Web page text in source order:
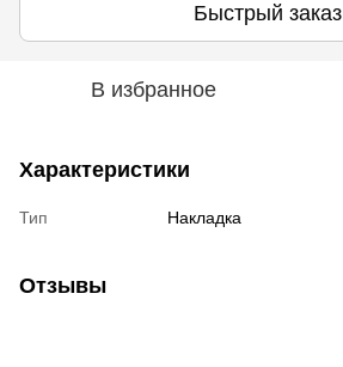
Быстрый заказ
В избранное
Характеристики
Тип Накладка
Отзывы